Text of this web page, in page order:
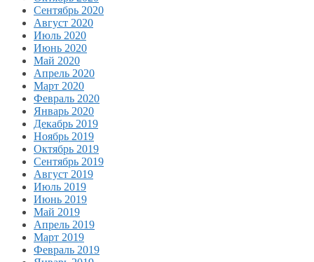
Сентябрь 2020
Август 2020
Июль 2020
Июнь 2020
Май 2020
Апрель 2020
Март 2020
Февраль 2020
Январь 2020
Декабрь 2019
Ноябрь 2019
Октябрь 2019
Сентябрь 2019
Август 2019
Июль 2019
Июнь 2019
Май 2019
Апрель 2019
Март 2019
Февраль 2019